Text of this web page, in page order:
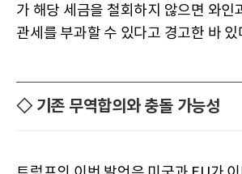
가 해당 세금을 철회하지 않으면 와
관세를 부과할 수 있다고 경고한 바 있
◇ 기존 무역합의와 충돌 가능성